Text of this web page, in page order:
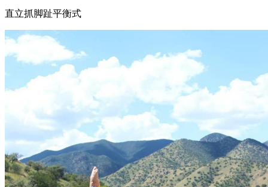
直立抓脚趾平衡式